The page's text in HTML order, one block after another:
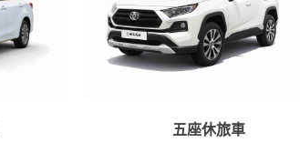
五座休旅車